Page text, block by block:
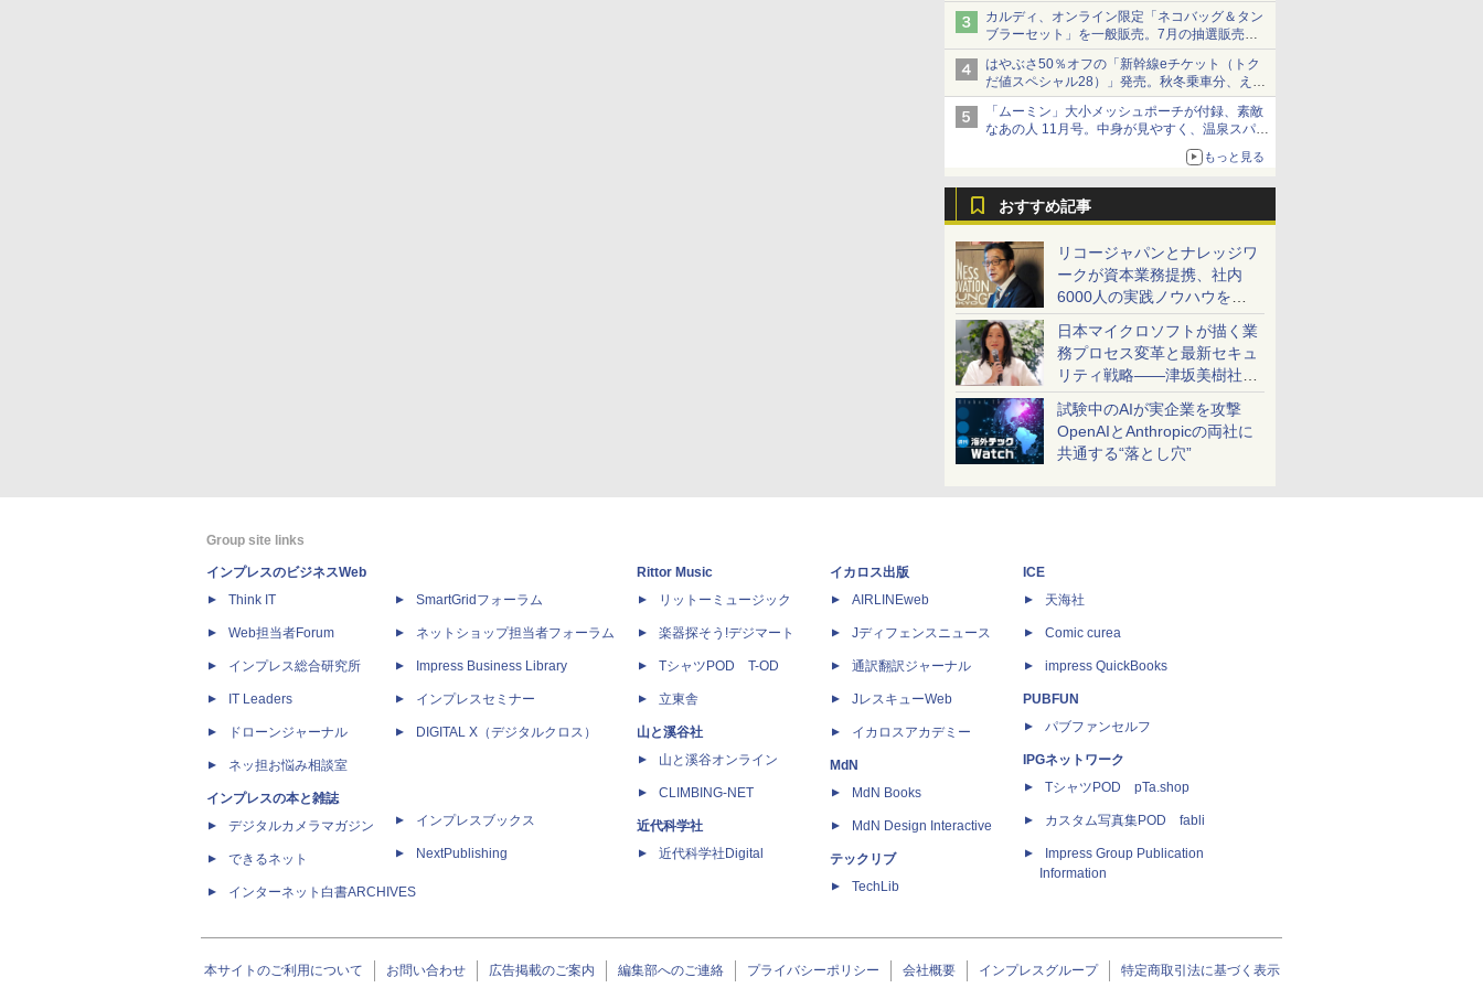
カルディ、オンライン限定「ネコバッグ＆タン
ブラーセット」を一般販売。7月の抽選販売の
当選無効分
はやぶさ50％オフの「新幹線eチケット（トク
だ値スペシャル28）」発売。秋冬乗車分、えき
ねっと限定
「ムーミン」大小メッシュポーチが付録、素敵
なあの人 11月号。中身が見やすく、温泉スパに
もっと見る
おすすめ記事
リコージャパンとナレッジワ
ークが資本業務提携、社内
6000人の実践ノウハウを生
かした「AI商談記録 for
RICOH」を展開へ
日本マイクロソフトが描く業
務プロセス変革と最新セキュ
リティ戦略――津坂美樹社長
が2027年度戦略を説明
試験中のAIが実企業を攻撃
OpenAIとAnthropicの両社に
共通する“落とし穴”
Group site links
インプレスのビジネスWeb
Think IT
Web担当者Forum
インプレス総合研究所
IT Leaders
ドローンジャーナル
ネッ担お悩み相談室
インプレスの本と雑誌
デジタルカメラマガジン
できるネット
インターネット白書ARCHIVES
SmartGridフォーラム
ネットショップ担当者フォーラム
Impress Business Library
インプレスセミナー
DIGITAL X（デジタルクロス）
インプレスブックス
NextPublishing
Rittor Music
リットーミュージック
楽器探そう!デジマート
TシャツPOD T-OD
立東舎
山と溪谷社
山と溪谷オンライン
CLIMBING-NET
近代科学社
近代科学社Digital
イカロス出版
AIRLINEweb
Jディフェンスニュース
通訳翻訳ジャーナル
JレスキューWeb
イカロスアカデミー
MdN
MdN Books
MdN Design Interactive
テックリブ
TechLib
ICE
天海社
Comic curea
impress QuickBooks
PUBFUN
パブファンセルフ
IPGネットワーク
TシャツPOD pTa.shop
カスタム写真集POD fabli
Impress Group Publication
Information
本サイトのご利用について お問い合わせ 広告掲載のご案内 編集部へのご連絡 プライバシーポリシー 会社概要 インプレスグループ 特定商取引法に基づく表示